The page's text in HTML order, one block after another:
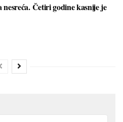
Četiri godine kasnije je